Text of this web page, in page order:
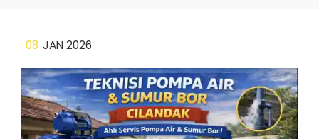
08 JAN 2026